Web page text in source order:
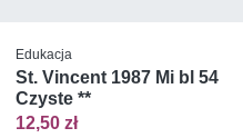
Edukacja
St. Vincent 1987 Mi bl 54
Czyste **
12,50 zł